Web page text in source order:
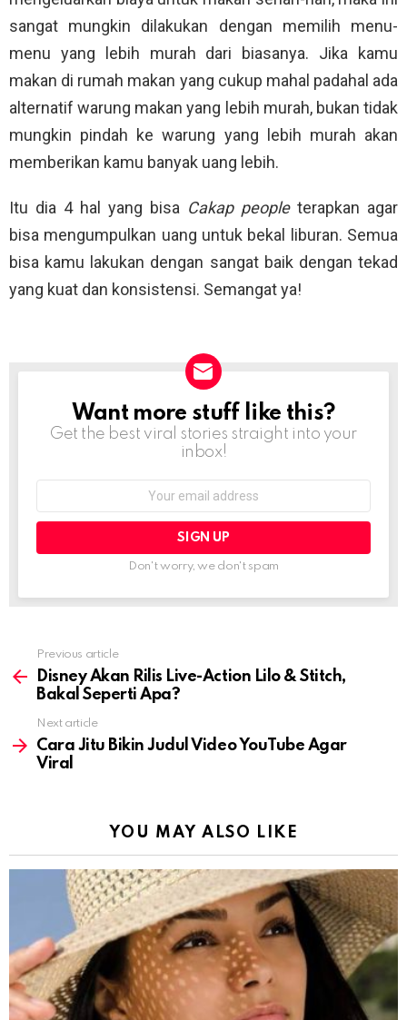
sangat mungkin dilakukan dengan memilih menu-
menu yang lebih murah dari biasanya. Jika kamu
makan di rumah makan yang cukup mahal padahal ada
alternatif warung makan yang lebih murah, bukan tidak
mungkin pindah ke warung yang lebih murah akan
memberikan kamu banyak uang lebih.
Itu dia 4 hal yang bisa Cakap peopleterapkan agar
bisa mengumpulkan uang untuk bekal liburan. Semua
bisa kamu lakukan dengan sangat baik dengan tekad
yang kuat dan konsistensi. Semangat ya!
NEWSLETTER
Want more stuff like this?
Get the best viral stories straight into your
inbox!
Don't worry, we don't spam
more
Previous article
Disney Akan Rilis Live-Action Lilo & Stitch,
Bakal Seperti Apa?
Next article
Cara Jitu Bikin Judul Video YouTube Agar
Viral
YOU MAY ALSO LIKE